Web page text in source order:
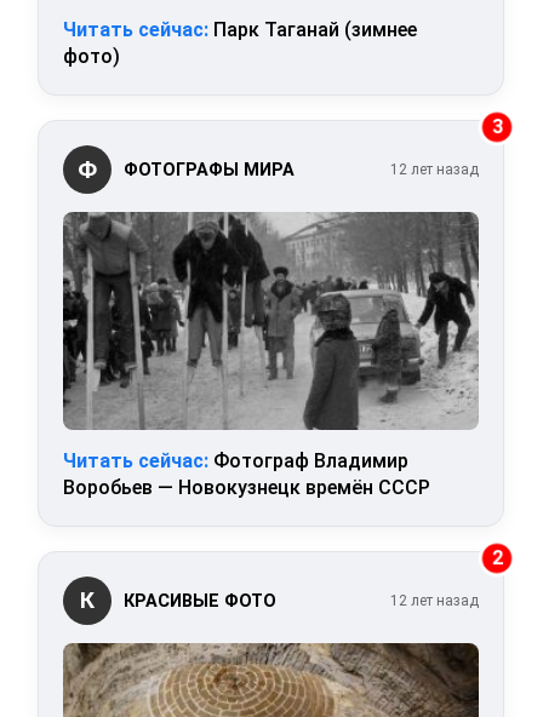
Читать сейчас: Парк Таганай (зимнее
фото)
3
Ф ФОТОГРАФЫ МИРА 12 лет назад
Читать сейчас: Фотограф Владимир
Воробьев — Новокузнецк времён СССР
2
К КРАСИВЫЕ ФОТО 12 лет назад